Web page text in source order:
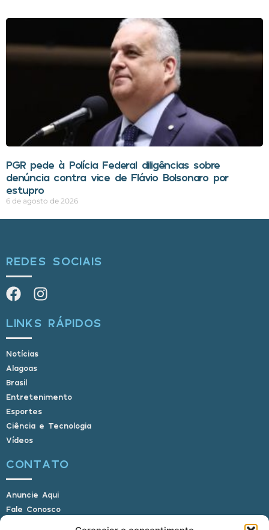
PGR pede à Polícia Federal diligências sobre
denúncia contra vice de Flávio Bolsonaro por
estupro
6 de agosto de 2026
REDES SOCIAIS
LINKS RÁPIDOS
Notícias
Alagoas
Brasil
Entretenimento
Esportes
Ciência e Tecnologia
Vídeos
CONTATO
Anuncie Aqui
Fale Conosco